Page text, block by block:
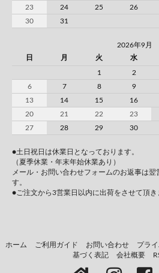
23
24 25 26
30
31
2026年9月
日
月 火 水
1 2
6
7 8 9
13
14 15 16
20
21 22 23
27
28 29 30
●土日祝日は休業日となっております。
（夏季休業・年末年始休業あり）
メール・お問い合わせフォームのお返事は
す。
●ご注文から3営業日以内に出荷をさせて頂き
ホーム ご利用ガイド お問い合わせ プラ
基づく表記
会社概要